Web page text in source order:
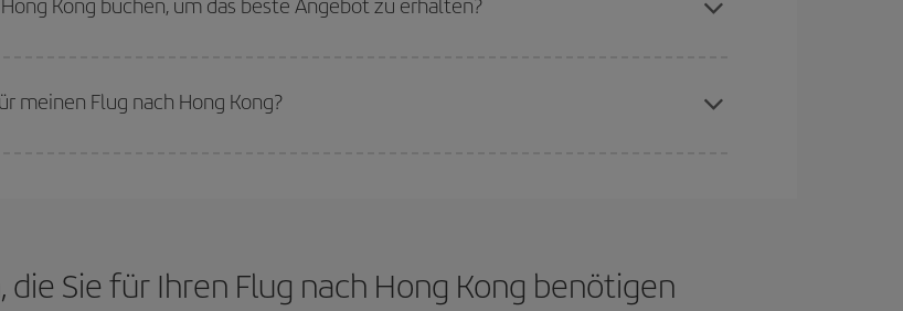
ist es von
grundlegender Bedeutung,
meinen Flug nach Hong Kong?
Sie für Ihren Flug nach Hong Kong benötigen